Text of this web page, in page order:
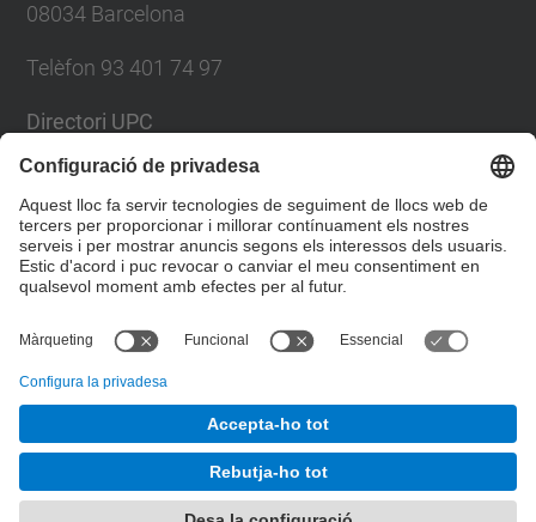
08034 Barcelona
Telèfon 93 401 74 97
Directori UPC
Formulari de contacte
Llista Xarxes Socials
Servei de Llengües i Terminologia.
Desenvolupat amb